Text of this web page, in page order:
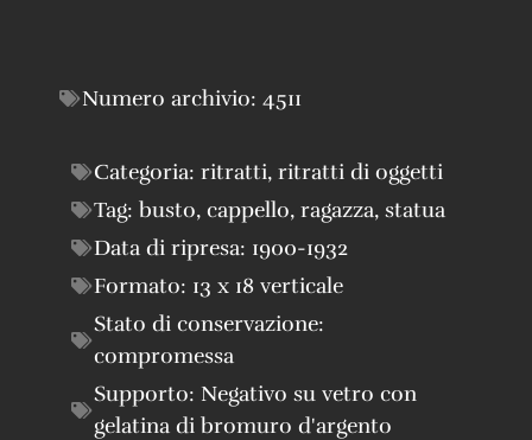
Numero archivio: 4511
Categoria: ritratti, ritratti di oggetti
Tag: busto, cappello, ragazza, statua
Data di ripresa: 1900-1932
Formato: 13 x 18 verticale
Stato di conservazione:
compromessa
Supporto: Negativo su vetro con
gelatina di bromuro d'argento